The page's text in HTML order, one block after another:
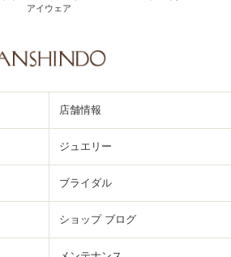
アイウェア
店舗情報
ジュエリー
ブライダル
ショップ ブログ